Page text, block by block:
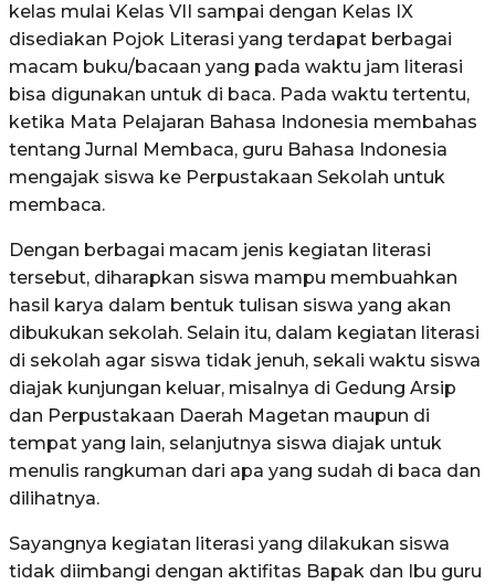
kelas mulai Kelas VII sampai dengan Kelas IX
disediakan Pojok Literasi yang terdapat berbagai
macam buku/bacaan yang pada waktu jam literasi
bisa digunakan untuk di baca. Pada waktu tertentu,
ketika Mata Pelajaran Bahasa Indonesia membahas
tentang Jurnal Membaca, guru Bahasa Indonesia
mengajak siswa ke Perpustakaan Sekolah untuk
membaca.
Dengan berbagai macam jenis kegiatan literasi
tersebut, diharapkan siswa mampu membuahkan
hasil karya dalam bentuk tulisan siswa yang akan
dibukukan sekolah. Selain itu, dalam kegiatan literasi
di sekolah agar siswa tidak jenuh, sekali waktu siswa
diajak kunjungan keluar, misalnya di Gedung Arsip
dan Perpustakaan Daerah Magetan maupun di
tempat yang lain, selanjutnya siswa diajak untuk
menulis rangkuman dari apa yang sudah di baca dan
dilihatnya.
Sayangnya kegiatan literasi yang dilakukan siswa
tidak diimbangi dengan aktifitas Bapak dan Ibu guru